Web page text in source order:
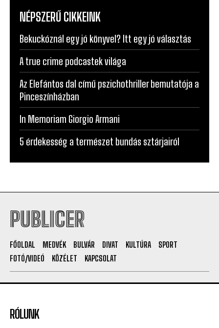
NÉPSZERŰ CIKKEINK
Bekuckóznál egy jó könyvel? Itt egy jó választás
A true crime podcastek világa
Az Elefántos dal című pszichothriller bemutatója a
Pinceszínházban
In Memoriam Giorgio Armani
5 érdekesség a természet bundás sztárjairól
PUBLICER
FŐOLDAL MEDVÉK BULVÁR DIVAT KULTÚRA
SPORT
FOTÓ/VIDEÓ
KÖZÉLET KAPCSOLAT
RÓLUNK